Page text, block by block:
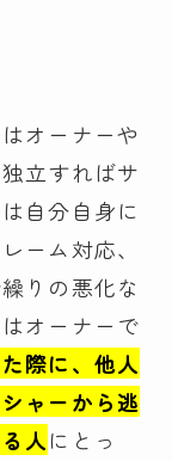
オーナーや
立すればサ
自分自身に
ーム対応、
りの悪化な
オーナーで
際に、他人
ャーから逃
人にとっ